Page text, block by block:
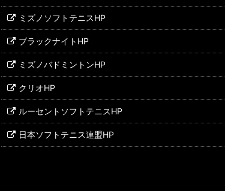
ミズノソフトテニスHP
ブラックナイトHP
ミズノバドミントンHP
クリオHP
ルーセントソフトテニスHP
日本ソフトテニス連盟HP